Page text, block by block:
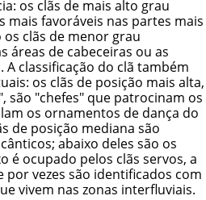
os clãs de mais alto grau
mais favoráveis nas partes mais
clãs de menor grau
áreas de cabeceiras ou as
classificação do clã também
os clãs de posição mais alta,
são "chefes" que patrocinam os
os ornamentos de dança do
de posição mediana são
abaixo deles são os
é ocupado pelos clãs servos, a
por vezes são identificados com
vivem nas zonas interfluviais.